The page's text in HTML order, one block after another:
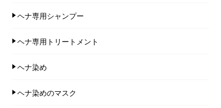
ヘナ専用シャンプー
ヘナ専用トリートメント
ヘナ染め
ヘナ染めのマスク